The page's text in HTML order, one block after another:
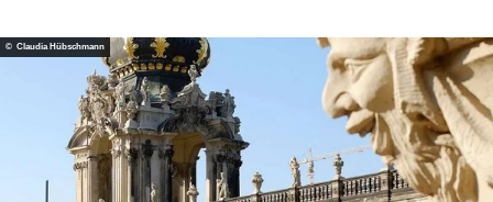
© Claudia Hübschmann